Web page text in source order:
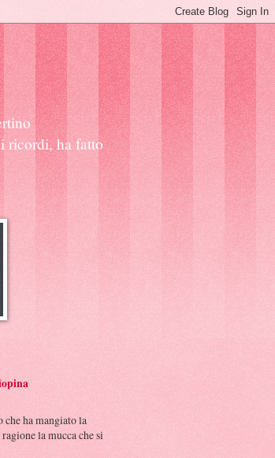
ricordi, ha fatto
che ha mangiato la
la mucca che si